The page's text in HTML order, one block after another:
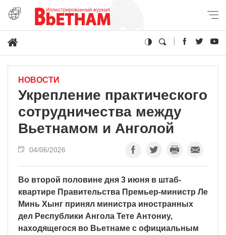
НОВОСТИ
Укрепление практического
сотрудничества между
Вьетнамом и Анголой
04/06/2026
Во второй половине дня 3 июня в штаб-
квартире Правительства Премьер-министр Ле
Минь Хынг принял министра иностранных
дел Республики Ангола Тете Антониу,
находящегося во Вьетнаме с официальным